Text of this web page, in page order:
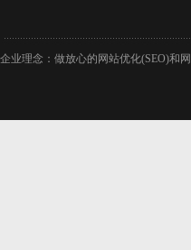
企业理念：做放心的网站优化(SEO)和